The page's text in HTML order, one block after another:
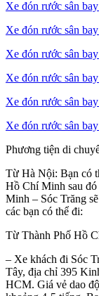
Xe đón rước sân
Xe đón rước sân
Xe đón rước sân
Xe đón rước sân
Xe đón rước sân
Xe đón rước sân
Phương tiện di
Từ Hà Nội: Bạn có
Hồ Chí Minh sau
Minh – Sóc Trăng
các bạn có thể đi:
Từ Thành Phố Hồ
– Xe khách đi Sóc
Tây, địa chỉ 395
HCM. Giá vẻ dao